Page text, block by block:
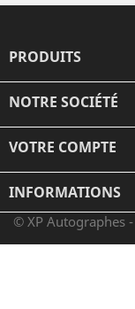
PRODUITS
NOTRE SOCIÉTÉ
VOTRE COMPTE
INFORMATIONS
© XP Autographes -